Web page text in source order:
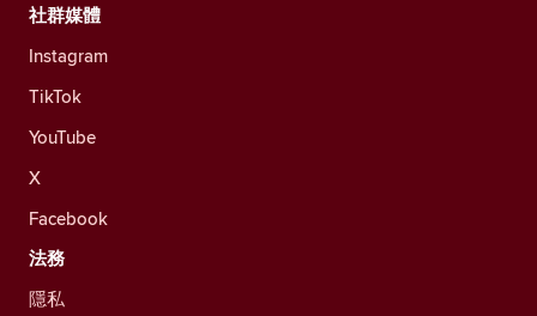
社群媒體
Instagram
TikTok
YouTube
X
Facebook
法務
隱私